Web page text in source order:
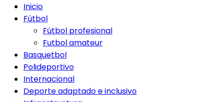
Inicio
Fútbol
Fútbol profesional
Futbol amateur
Basquetbol
Polideportivo
Internacional
Deporte adaptado e inclusivo